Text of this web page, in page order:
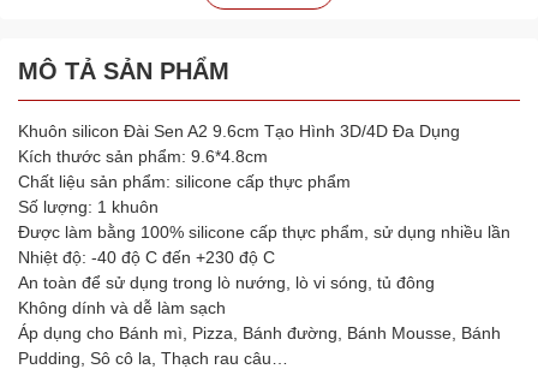
MÔ TẢ SẢN PHẨM
Khuôn silicon Đài Sen A2 9.6cm Tạo Hình 3D/4D Đa Dụng
Kích thước sản phẩm: 9.6*4.8cm
Chất liệu sản phẩm: silicone cấp thực phẩm
Số lượng: 1 khuôn
Được làm bằng 100% silicone cấp thực phẩm, sử dụng nhiều lần
Nhiệt độ: -40 độ C đến +230 độ C
An toàn để sử dụng trong lò nướng, lò vi sóng, tủ đông
Không dính và dễ làm sạch
Áp dụng cho Bánh mì, Pizza, Bánh đường, Bánh Mousse, Bánh
Pudding, Sô cô la, Thạch rau câu…